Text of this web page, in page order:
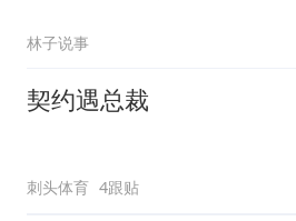
林子说事
契约遇总裁
刺头体育 4跟贴